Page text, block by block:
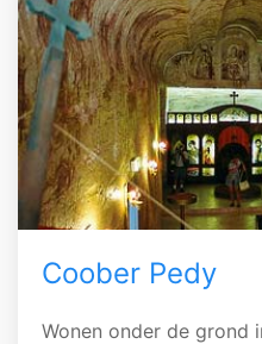
Coober Pedy
Wonen onder de grond